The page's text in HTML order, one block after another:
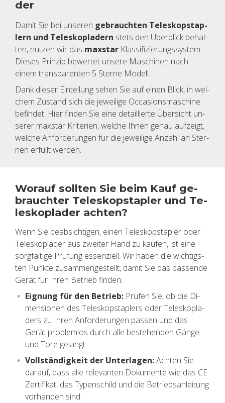
der
Damit Sie bei un­se­ren ge­brauch­ten Te­le­skop­stap­
lern und Te­le­skop­la­dern stets den Über­blick be­hal­
ten, nut­zen wir das max­star Klas­si­fi­zie­rungs­sys­tem.
Die­ses Prin­zip be­wer­tet un­se­re Ma­schi­nen nach
einem trans­pa­ren­ten 5 Ster­ne Mo­dell.
Dank die­ser Ein­tei­lung sehen Sie auf einen Blick, in wel­
chem Zu­stand sich die je­wei­li­ge Oc­ca­si­ons­ma­schi­ne
be­fin­det. Hier fin­den Sie eine de­tail­lier­te Über­sicht un­
se­rer max­star Kri­te­ri­en, wel­che Ihnen genau auf­zeigt,
wel­che An­for­de­run­gen für die je­wei­li­ge An­zahl an Ster­
nen er­füllt wer­den.
Wor­auf soll­ten Sie beim Kauf ge­
brauch­ter Te­le­skop­stap­ler und Te­
le­skop­la­der ach­ten?
Wenn Sie be­ab­sich­ti­gen, einen Te­le­skop­stap­ler oder
Te­le­skop­la­der aus zwei­ter Hand zu kau­fen, ist eine
sorg­fäl­ti­ge Prü­fung es­sen­zi­ell. Wir haben die wich­tigs­
ten Punk­te zu­sam­men­ge­stellt, damit Sie das pas­sen­de
Gerät für Ihren Be­trieb fin­den:
Eig­nung für den Be­trieb: Prü­fen Sie, ob die Di­
men­sio­nen des Te­le­skop­stap­lers oder Te­le­skop­la­
ders zu Ihren An­for­de­run­gen pas­sen und das
Gerät pro­blem­los durch alle be­stehen­den Gänge
und Tore ge­langt.
Voll­stän­dig­keit der Un­ter­la­gen:Ach­ten Sie
dar­auf, dass alle re­le­van­ten Do­ku­men­te wie das CE
Zer­ti­fi­kat, das Ty­pen­schild und die Be­triebs­an­lei­tung
vor­han­den sind.